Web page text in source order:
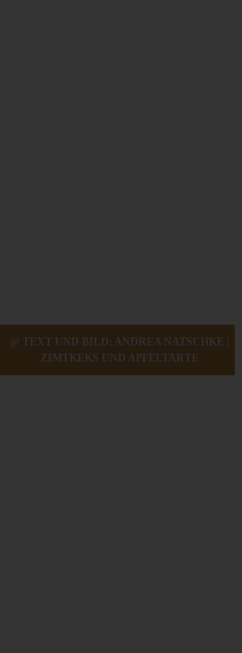
@ TEXT UND BILD: ANDREA NATSCHKE |
ZIMTKEKS UND APFELTARTE